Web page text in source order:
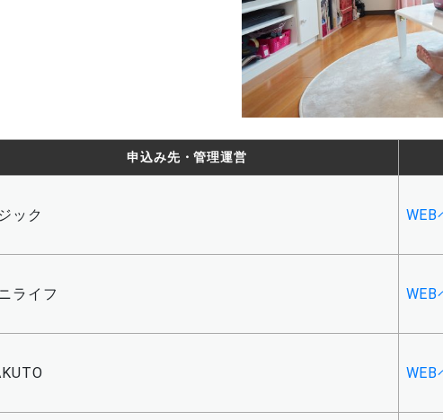
申込み先・管理運営
ック WEB
ライフ WEB
WEB